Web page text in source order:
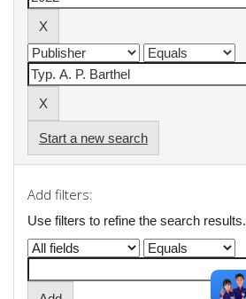
Start a new search
Add filters:
Use filters to refine the search results.